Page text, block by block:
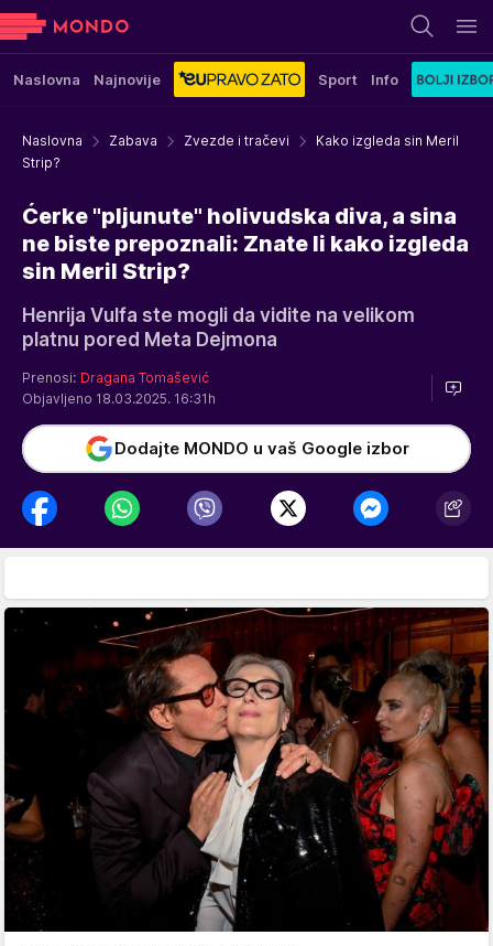
Naslovna Najnovije Sport Info
Naslovna Zabava Zvezde i tračevi
Kako izgleda sin Meril
Strip?
Ćerke "pljunute" holivudska diva, a sina
ne biste prepoznali: Znate li kako izgleda
sin Meril Strip?
Henrija Vulfa ste mogli da vidite na velikom
platnu pored Meta Dejmona
Prenosi: Dragana Tomašević
Objavljeno 18.03.2025. 16:31h
Dodajte MONDO u vaš Google izbor